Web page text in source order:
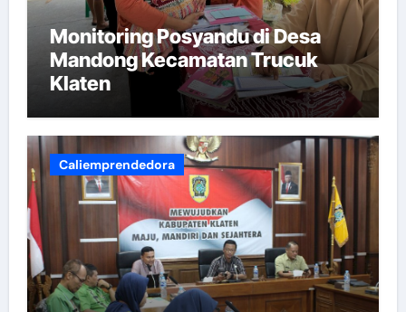
Monitoring Posyandu di Desa
Mandong Kecamatan Trucuk
Klaten
Caliemprendedora